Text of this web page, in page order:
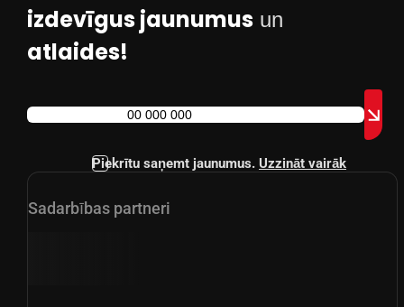
izdevīgus jaunumus un
atlaides!
Piekrītu saņemt jaunumus. Uzzināt vairāk
Sadarbības partneri